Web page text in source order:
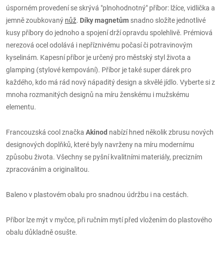
úsporném provedení se skrývá "plnohodnotný" příbor: lžíce, vidlička a
jemně zoubkovaný nůž. Díky magnetům snadno složíte jednotlivé
kusy příbory do jednoho a spojení drží opravdu spolehlivě. Prémiová
nerezová ocel odolává i nepříznivému počasí či potravinovým
kyselinám. Kapesní příbor je určený pro městský styl života a
glamping (stylové kempování). Příbor je také super dárek pro
každého, kdo má rád nový nápaditý design a skvělé jídlo. Vyberte si z
mnoha rozmanitých designů na míru ženskému i mužskému
elementu.
Francouzská cool značka Akinod nabízí hned několik zbrusu nových
designových doplňků, které byly navrženy na míru modernímu
způsobu života. Všechny se pyšní kvalitními materiály, precizním
zpracováním a originalitou.
Baleno v plastovém obalu pro snadnou údržbu i na cestách.
Příbor lze mýt v myčce, při ručním mytí před vložením do plastového
obalu důkladně osušte.